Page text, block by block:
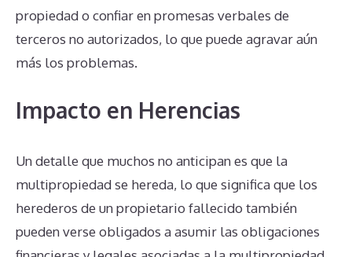
propiedad o confiar en promesas verbales de
terceros no autorizados, lo que puede agravar aún
más los problemas.
Impacto en Herencias
Un detalle que muchos no anticipan es que la
multipropiedad se hereda, lo que significa que los
herederos de un propietario fallecido también
pueden verse obligados a asumir las obligaciones